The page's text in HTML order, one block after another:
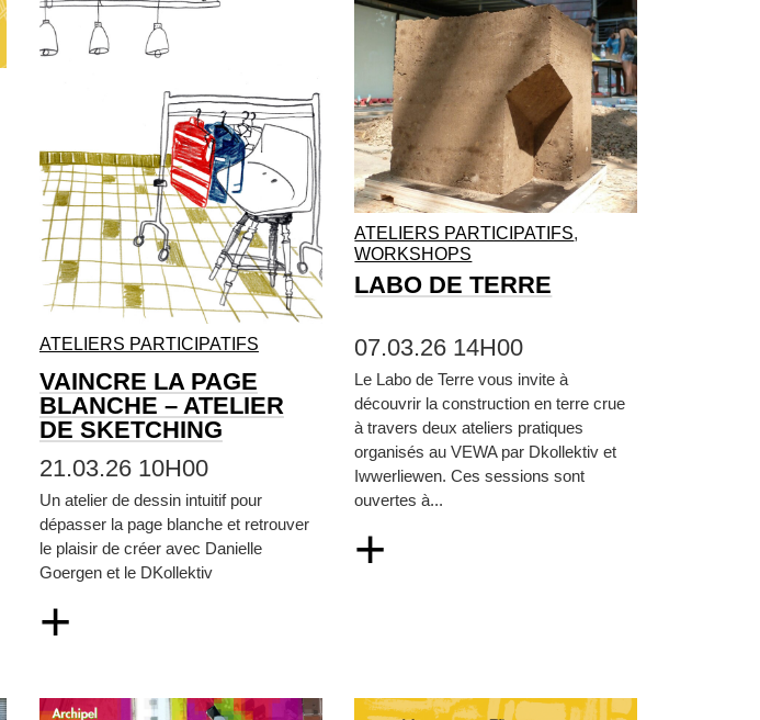
ATELIERS PARTICIPATIFS
VAINCRE LA PAGE
BLANCHE – ATELIER
DE SKETCHING
21.03.26 10H00
Un atelier de dessin intuitif pour
dépasser la page blanche et retrouver
le plaisir de créer avec Danielle
Goergen et le DKollektiv
+
ATELIERS PARTICIPATIFS,
WORKSHOPS
LABO DE TERRE
07.03.26 14H00
Le Labo de Terre vous invite à
découvrir la construction en terre crue
à travers deux ateliers pratiques
organisés au VEWA par Dkollektiv et
Iwwerliewen. Ces sessions sont
ouvertes à...
+